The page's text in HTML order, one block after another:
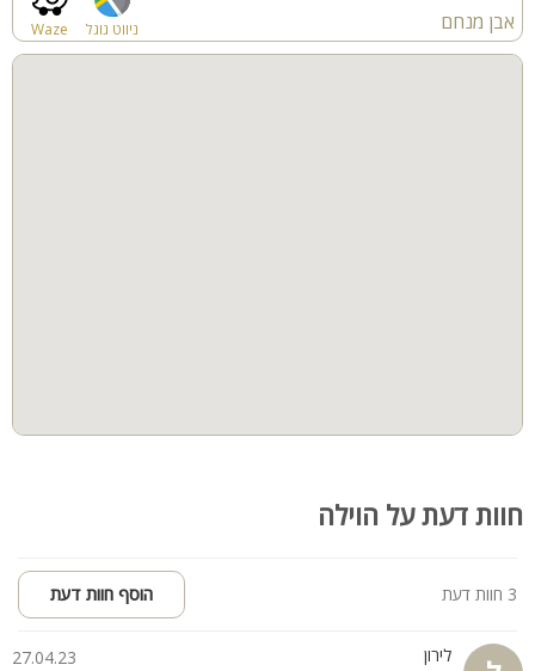
Waze ניווט גוגל אבן מנחם
חוות דעת על הוילה
3 חוות דעת הוסף חוות דעת
לירון
27.04.23